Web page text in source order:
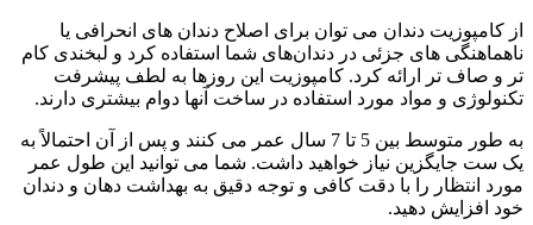
از کامپوزیت دندان می توان برای اصلاح دندان های انحرافی یا
ناهماهنگی های جزئی در دندان‌های شما استفاده کرد و لبخندی کام
تر و صاف‌ تر ارائه کرد. کامپوزیت این روزها به لطف پیشرفت
تکنولوژی و مواد مورد استفاده در ساخت آنها دوام بیشتری دارند.
به طور متوسط بین 5 تا 7 سال عمر می کنند و پس از آن احتمالاً به
یک ست جایگزین نیاز خواهید داشت. شما می توانید این طول عمر
مورد انتظار را با دقت کافی و توجه دقیق به بهداشت دهان و دندان
خود افزایش دهید.